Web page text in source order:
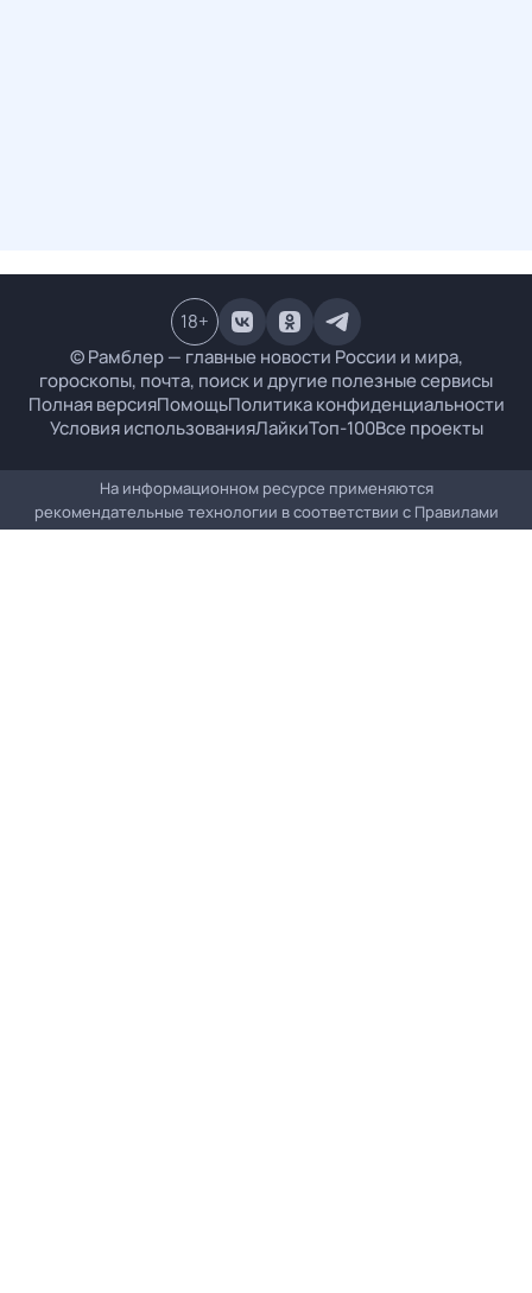
© Рамблер — главные новости России и мира,
гороскопы, почта, поиск и другие полезные сервисы
Полная версияПомощьПолитика конфиденциальности
Условия использованияЛайкиТоп-100Все проекты
18+
На информационном ресурсе применяются
рекомендательные технологии в соответствии с Правилами